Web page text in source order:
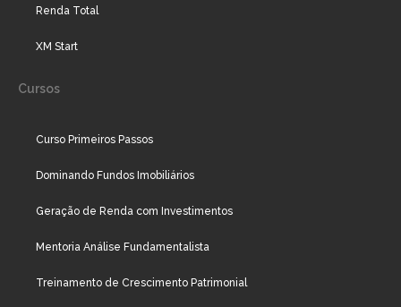
Renda Total
XM Start
Cursos
Curso Primeiros Passos
Dominando Fundos Imobiliários
Geração de Renda com Investimentos
Mentoria Análise Fundamentalista
Treinamento de Crescimento Patrimonial